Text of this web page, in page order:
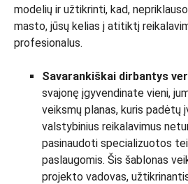
modelių ir užtikrinti, kad,
masto, jūsų kelias į atitiktį
profesionalus.
Savarankiškai dirbantys
svajonę įgyvendinate vieni,
veiksmų planas, kuris padėtų
valstybinius reikalavimus
pasinaudoti specializuotos
paslaugomis. Šis šablonas
projekto vadovas,